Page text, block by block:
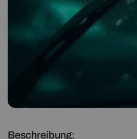
Beschreibung: